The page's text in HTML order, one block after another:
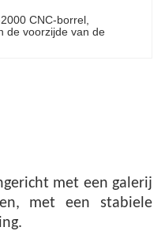
CNC-borrel
de voorzijde van de
met een galerij
met een stabiele